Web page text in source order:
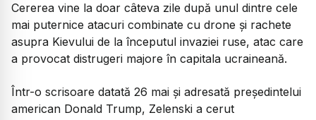
Cererea vine la doar câteva zile după unul dintre cele
mai puternice atacuri combinate cu drone și rachete
asupra Kievului de la începutul invaziei ruse, atac care
a provocat distrugeri majore în capitala ucraineană.
Într-o scrisoare datată 26 mai și adresată președintelui
american Donald Trump, Zelenski a cerut